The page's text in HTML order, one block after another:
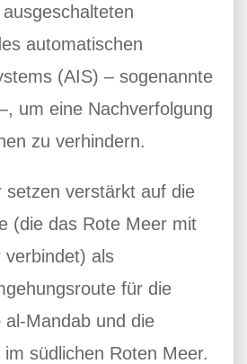
automatischen
(AIS) – sogenannte
um eine Nachverfolgung
zu verhindern.
setzen verstärkt auf die
(die das Rote Meer mit
verbindet) als
für die
Mandab und die
südlichen Roten Meer.